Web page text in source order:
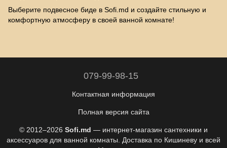
Выберите подвесное биде в Sofi.md и создайте стильную и
комфортную атмосферу в своей ванной комнате!
079-99-98-15
Контактная информация
Полная версия сайта
© 2012–2026 Sofi.md — интернет-магазин сантехники и
аксессуаров для ванной комнаты. Доставка по Кишиневу и всей